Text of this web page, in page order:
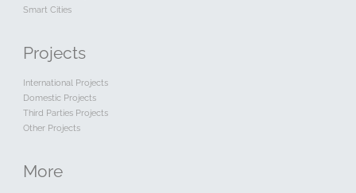
Smart Cities
Projects
International Projects
Domestic Projects
Third Parties Projects
Other Projects
More